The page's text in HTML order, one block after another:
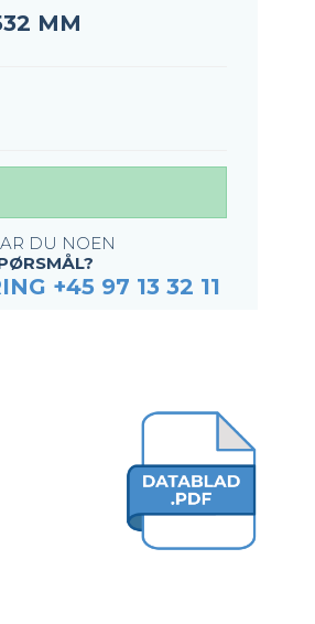
MM
DU NOEN
+45 97 13 32 11